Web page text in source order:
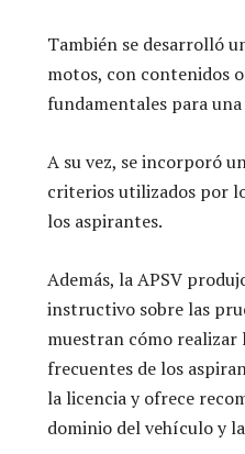
También se desarrolló
motos, con contenidos
fundamentales para
A su vez, se incorporó
criterios utilizados por
los aspirantes.
Además, la APSV
instructivo sobre las
muestran cómo
frecuentes de los
la licencia y ofrece
dominio del vehículo y